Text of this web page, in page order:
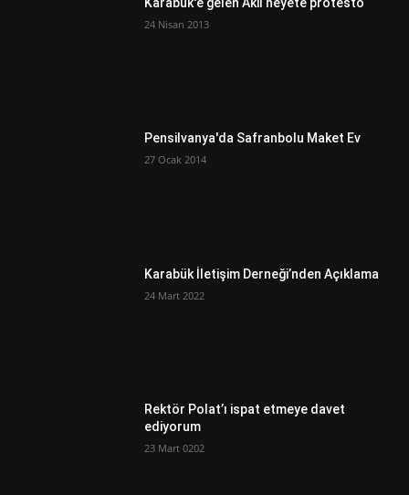
24 Nisan 2013
Pensilvanya'da Safranbolu Maket Ev
27 Ocak 2014
Karabük İletişim Derneği’nden Açıklama
24 Mart 2022
Rektör Polat’ı ispat etmeye davet
ediyorum
23 Mart 0202